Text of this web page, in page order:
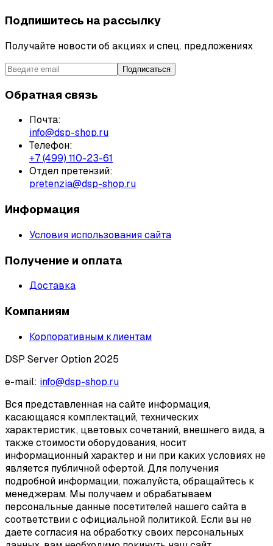
Подпишитесь на рассылку
Получайте новости об акциях и спец. предложениях
Подписаться
Обратная связь
Почта:
info@dsp-shop.ru
Телефон:
+7 (499) 110-23-61
Отдел претензий:
pretenzia@dsp-shop.ru
Информация
Условия использования сайта
Получение и оплата
Доставка
Компаниям
Корпоративным клиентам
DSP Server Option 2025
e-mail: info@dsp-shop.ru
Вся представленная на сайте информация,
касающаяся комплектаций, технических
характеристик, цветовых сочетаний, внешнего вида, а
также стоимости оборудования, носит
информационный характер и ни при каких условиях не
является публичной офертой. Для получения
подробной информации, пожалуйста, обращайтесь к
менеджерам. Мы получаем и обрабатываем
персональные данные посетителей нашего сайта в
соответствии с официальной политикой. Если вы не
даете согласия на обработку своих персональных